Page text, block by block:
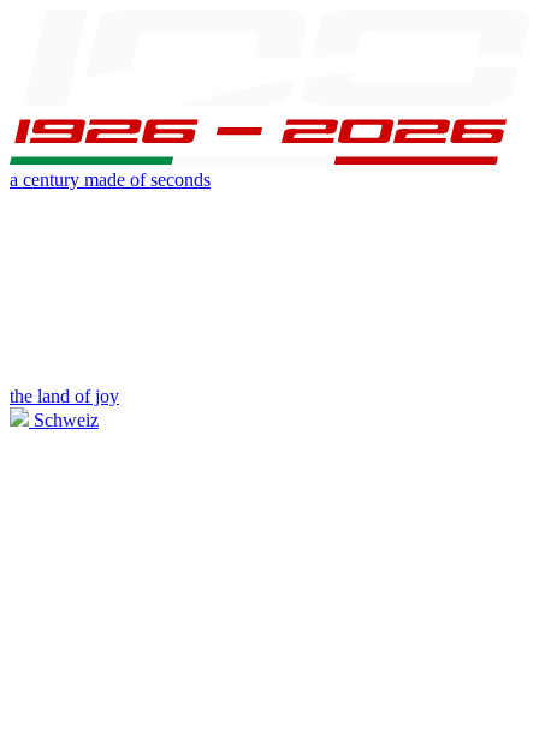
a century made of seconds
the land of joy
Schweiz